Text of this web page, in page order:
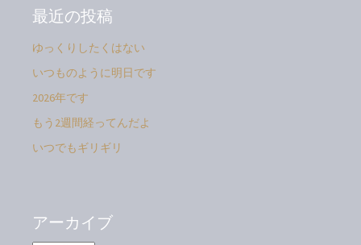
最近の投稿
ゆっくりしたくはない
いつものように明日です
2026年です
もう2週間経ってんだよ
いつでもギリギリ
アーカイブ